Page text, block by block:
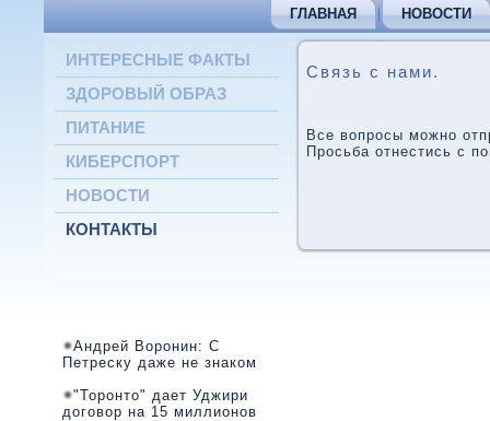
ГЛАВНАЯ НОВОСТИ
ИНТЕРЕСНЫЕ ФАКТЫ
ЗДОРОВЫЙ ОБРАЗ
ПИТАНИЕ
КИБЕРСПОРТ
НОВОСТИ
КОНТАКТЫ
Андрей Воронин: С
Петреску даже не знаком
"Торонто" дает Уджири
договор на 15 миллионов
Связь с нами.
Все вопросы можно
Просьба отнестись с